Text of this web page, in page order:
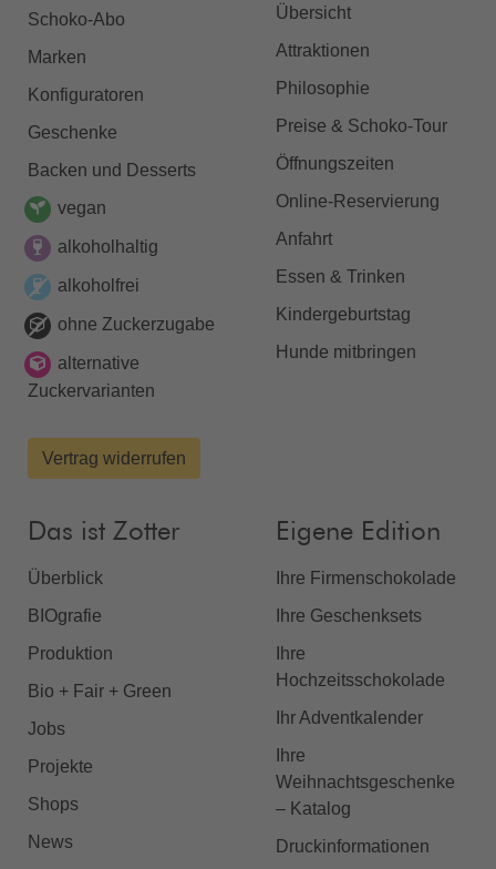
Schoko-Abo
Marken
Konfiguratoren
Geschenke
Backen und Desserts
vegan
alkoholhaltig
alkoholfrei
ohne Zuckerzugabe
alternative
Zuckervarianten
Vertrag widerrufen
Übersicht
Attraktionen
Philosophie
Preise & Schoko-Tour
Öffnungszeiten
Online-Reservierung
Anfahrt
Essen & Trinken
Kindergeburtstag
Hunde mitbringen
Das ist Zotter
Überblick
BIOgrafie
Produktion
Bio + Fair + Green
Jobs
Projekte
Shops
News
Eigene Edition
Ihre Firmenschokolade
Ihre Geschenksets
Ihre
Hochzeitsschokolade
Ihr Adventkalender
Ihre
Weihnachtsgeschenke
– Katalog
Druckinformationen